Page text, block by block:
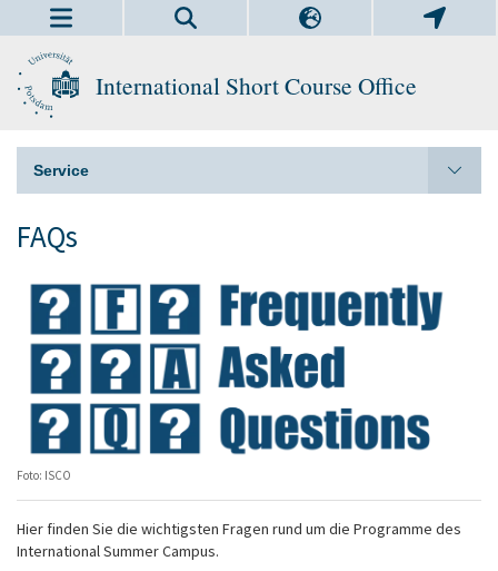
International Short Course Office
Service
FAQs
Foto: ISCO
Hier finden Sie die wichtigsten Fragen rund um die Programme des
International Summer Campus.